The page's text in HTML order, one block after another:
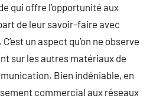
qui offre l’opportunité aux
de leur savoir-faire avec
un aspect qu’on ne observe
sur les autres matériaux de
Bien indéniable, en
commercial aux réseaux